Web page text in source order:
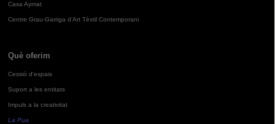
Casa Aymat
Centre Grau-Garriga d'Art Tèxtil Contemporani
Què oferim
Cessió d'espais
Suport a les entitats
Impuls a la creativitat
La Pua